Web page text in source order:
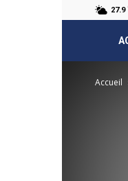
27.9
Accueil